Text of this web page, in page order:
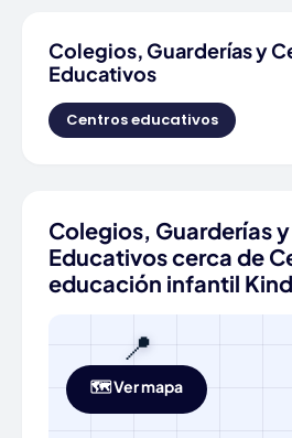
Colegios, Guarderías y
Educativos
Centros educativos
Colegios, Guarderías
Educativos cerca de
educación infantil
📍
🗺️ Ver mapa